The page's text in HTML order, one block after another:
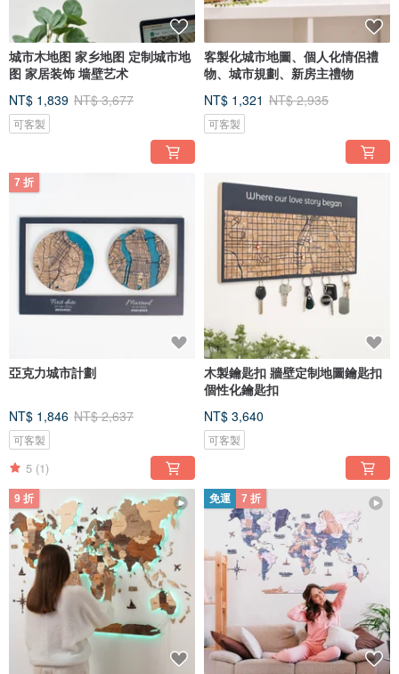
城市木地图 家乡地图 定制城市地
图 家居装饰 墙壁艺术
NT$ 1,839 NT$ 3,677
可客製
客製化城市地圖、個人化情侶禮
物、城市規劃、新房主禮物
NT$ 1,321 NT$ 2,935
可客製
7 折
亞克力城市計劃
NT$ 1,846 NT$ 2,637
可客製
5 (1)
木製鑰匙扣 牆壁定制地圖鑰匙扣
個性化鑰匙扣
NT$ 3,640
可客製
9 折 免運 7 折